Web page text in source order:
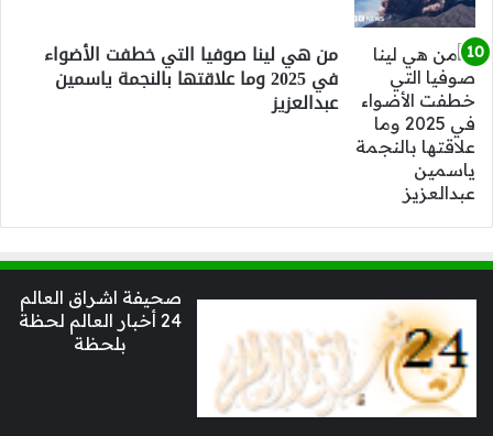
من هي لينا صوفيا التي خطفت الأضواء
في 2025 وما علاقتها بالنجمة ياسمين
عبدالعزيز
صحيفة اشراق العالم
24 أخبار العالم لحظة
بلحظة